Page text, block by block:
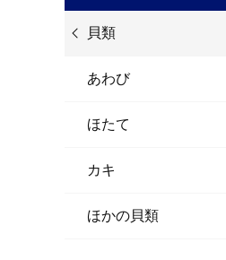
貝類
あわび
ほたて
カキ
ほかの貝類